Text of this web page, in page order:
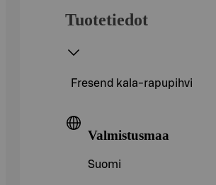
Tuotetiedot
Fresend kala-rapupihvi
Valmistusmaa
Suomi